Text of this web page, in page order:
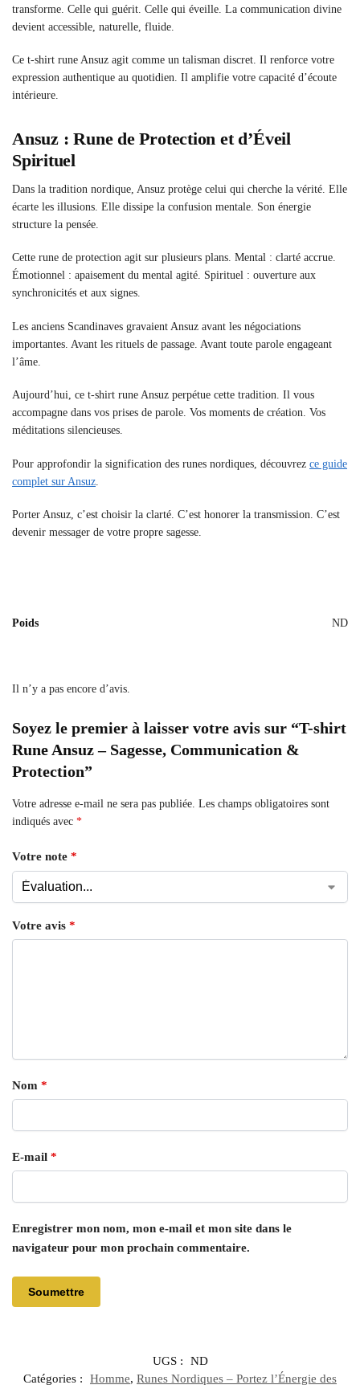
transforme. Celle qui guérit. Celle qui éveille. La communication divine
devient accessible, naturelle, fluide.
Ce t-shirt rune Ansuz agit comme un talisman discret. Il renforce votre
expression authentique au quotidien. Il amplifie votre capacité d’écoute
intérieure.
Ansuz : Rune de Protection et d’Éveil
Spirituel
Dans la tradition nordique, Ansuz protège celui qui cherche la vérité. Elle
écarte les illusions. Elle dissipe la confusion mentale. Son énergie
structure la pensée.
Cette rune de protection agit sur plusieurs plans. Mental : clarté accrue.
Émotionnel : apaisement du mental agité. Spirituel : ouverture aux
synchronicités et aux signes.
Les anciens Scandinaves gravaient Ansuz avant les négociations
importantes. Avant les rituels de passage. Avant toute parole engageant
l’âme.
Aujourd’hui, ce t-shirt rune Ansuz perpétue cette tradition. Il vous
accompagne dans vos prises de parole. Vos moments de création. Vos
méditations silencieuses.
Pour approfondir la signification des runes nordiques, découvrez ce guide
complet sur Ansuz
Porter Ansuz, c’est choisir la clarté. C’est honorer la transmission. C’est
devenir messager de votre propre sagesse.
Poids ND
Il n’y a pas encore d’avis.
Soyez le premier à laisser votre avis sur “T-shirt
Rune Ansuz – Sagesse, Communication &
Protection”
Votre adresse e-mail ne sera pas publiée. Les champs obligatoires sont
indiqués avec *
Votre note *
Votre avis *
Nom *
E-mail *
Enregistrer mon nom, mon e-mail et mon site dans le
navigateur pour mon prochain commentaire.
UGS :
ND
Catégories :
Homme, Runes Nordiques – Portez l’Énergie des